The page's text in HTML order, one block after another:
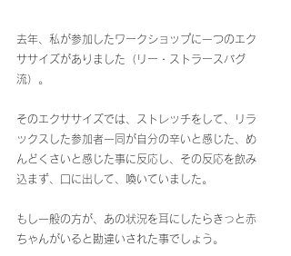
去年、私が参加したワークショップに一つのエク
ササイズがありました（リー・ストラースバグ
流）。
そのエクササイズでは、ストレッチをして、リラ
ックスした参加者一同が自分の辛いと感じた、め
んどくさいと感じた事に反応し、その反応を飲み
込まず、口に出して、喚いていました。
もし一般の方が、あの状況を耳にしたらきっと赤
ちゃんがいると勘違いされた事でしょう。